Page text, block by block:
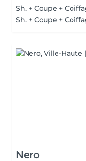
Sh. + Coupe +
Sh. + Coupe +
Nero